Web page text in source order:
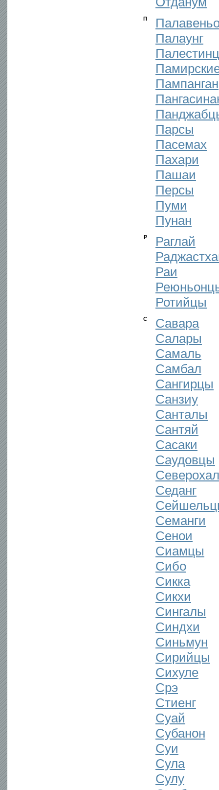
П
Палаунг
Пампанган
Парсы
Пасемах
Пахари
Пашаи
Персы
Пуми
Пунан
Р
Раглай
Раи
Ротийцы
С
Савара
Салары
Самаль
Самбал
Сангирцы
Санзиу
Санталы
Сантяй
Сасаки
Саудовцы
Седанг
Семанги
Сенои
Сиамцы
Сибо
Сикка
Сикхи
Сингалы
Синдхи
Синьмун
Сирийцы
Сихуле
Срэ
Стиенг
Суай
Субанон
Суи
Сула
Сулу